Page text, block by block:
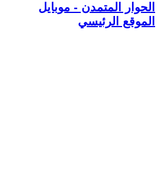
الحوار المتمدن - موبايل
الموقع الرئيسي